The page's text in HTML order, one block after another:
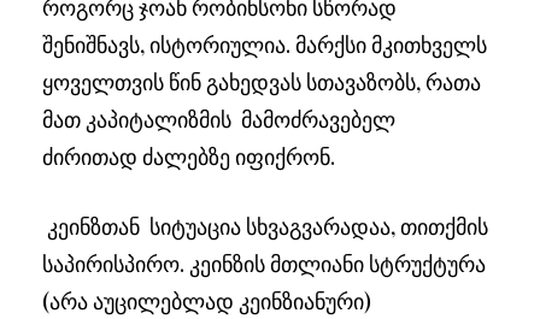
როგორც ჯოან რობინსონი სწორად
შენიშნავს, ისტორიულია. მარქსი მკითხველს
ყოველთვის წინ გახედვას სთავაზობს, რათა
მათ კაპიტალიზმის მამოძრავებელ
ძირითად ძალებზე იფიქრონ.
კეინზთან სიტუაცია სხვაგვარადაა, თითქმის
საპირისპირო. კეინზის მთლიანი სტრუქტურა
(არა აუცილებლად კეინზიანური)